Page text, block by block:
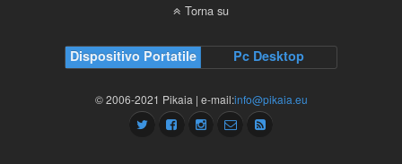
Torna su
Dispositivo Portatile Pc Desktop
© 2006-2021 Pikaia | e-mail:info@pikaia.eu